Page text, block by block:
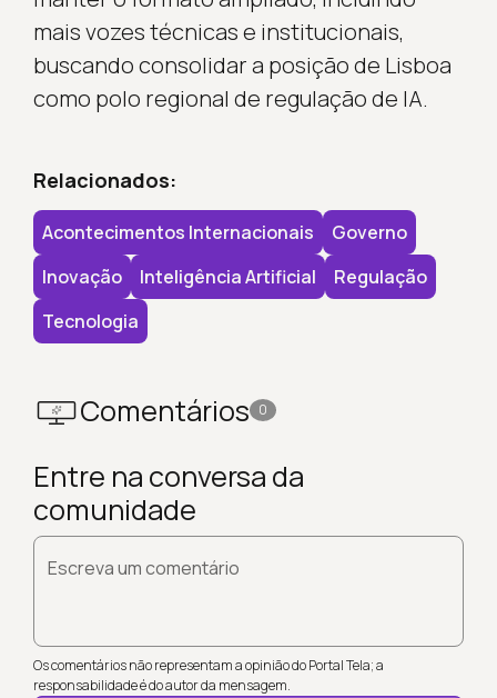
mais vozes técnicas e institucionais,
buscando consolidar a posição de Lisboa
como polo regional de regulação de IA.
Relacionados:
Acontecimentos Internacionais
Governo
Inovação
Inteligência Artificial
Regulação
Tecnologia
Comentários 0
Entre na conversa da
comunidade
Escreva um comentário
Os comentários não representam a opinião do Portal Tela; a
responsabilidade é do autor da mensagem.